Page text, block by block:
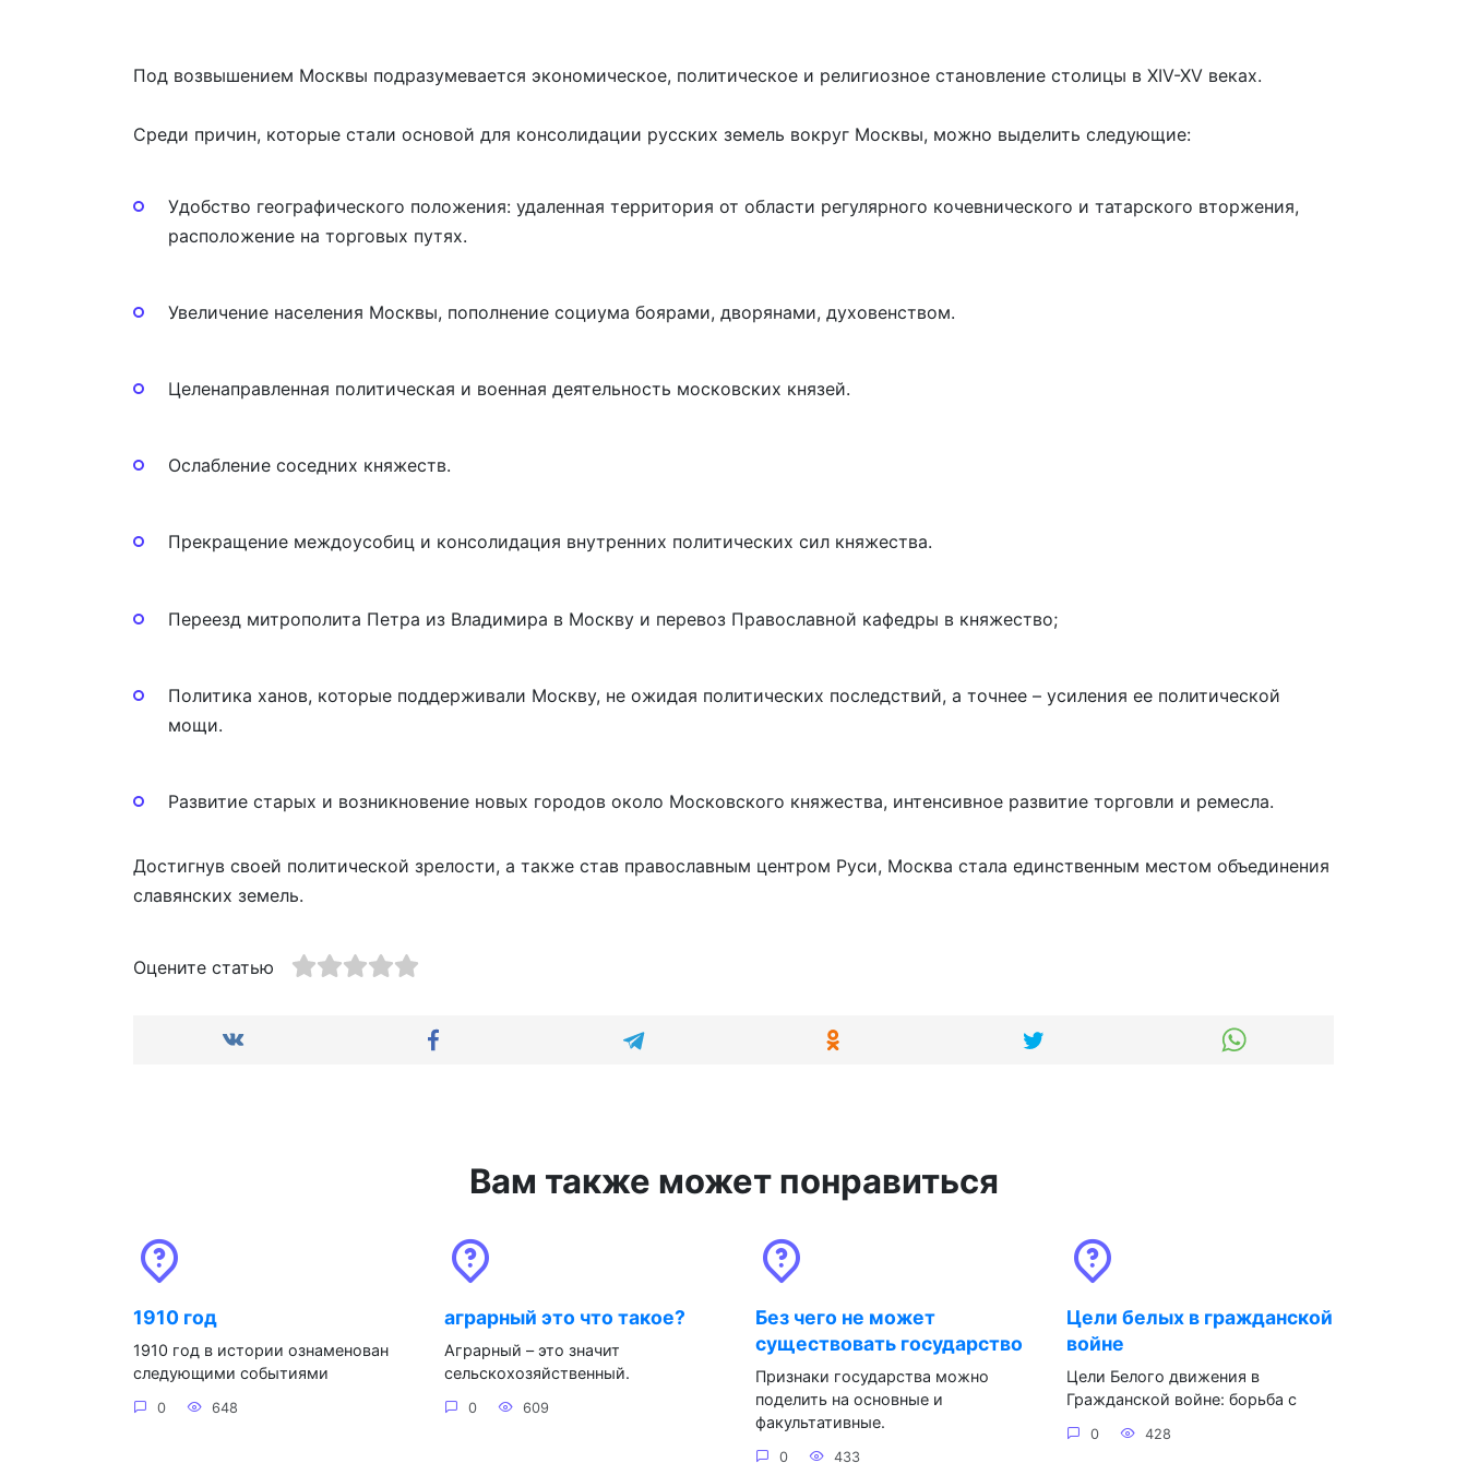
Под возвышением Москвы подразумевается экономическое, политическое и религиозное становление столицы в XIV-XV веках.
Среди причин, которые стали основой для консолидации русских земель вокруг Москвы, можно выделить следующие:
Удобство географического положения: удаленная территория от области регулярного кочевнического и татарского вторжения,
расположение на торговых путях.
Увеличение населения Москвы, пополнение социума боярами, дворянами, духовенством.
Целенаправленная политическая и военная деятельность московских князей.
Ослабление соседних княжеств.
Прекращение междоусобиц и консолидация внутренних политических сил княжества.
Переезд митрополита Петра из Владимира в Москву и перевоз Православной кафедры в княжество;
Политика ханов, которые поддерживали Москву, не ожидая политических последствий, а точнее – усиления ее политической
мощи.
Развитие старых и возникновение новых городов около Московского княжества, интенсивное развитие торговли и ремесла.
Достигнув своей политической зрелости, а также став православным центром Руси, Москва стала единственным местом объединения
славянских земель.
Оцените статью
Вам также может понравиться
1910 год
1910 год в истории ознаменован
следующими событиями
0 648
аграрный это что такое?
Аграрный – это значит
сельскохозяйственный.
0 609
Без чего не может
существовать государство
Признаки государства можно
поделить на основные и
факультативные.
0 433
Цели белых в гражданской
войне
Цели Белого движения в
Гражданской войне: борьба с
0 428